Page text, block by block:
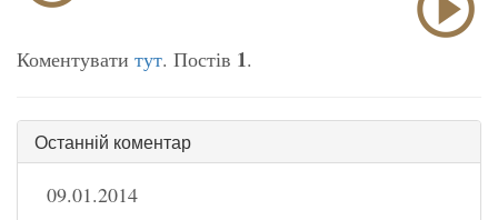
Коментувати тут. Постів 1.
Останній коментар
09.01.2014